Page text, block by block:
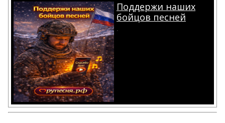
Поддержи наших
бойцов песней
.